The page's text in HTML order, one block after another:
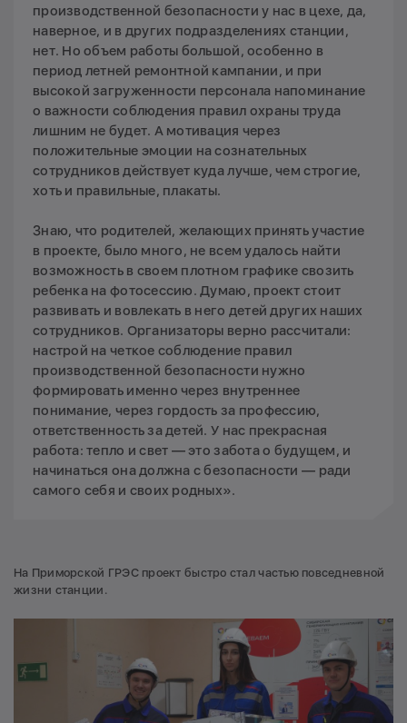
производственной безопасности у нас в цехе, да,
наверное, и в других подразделениях станции,
нет. Но объем работы большой, особенно в
период летней ремонтной кампании, и при
высокой загруженности персонала напоминание
о важности соблюдения правил охраны труда
лишним не будет. А мотивация через
положительные эмоции на сознательных
сотрудников действует куда лучше, чем строгие,
хоть и правильные, плакаты.
Знаю, что родителей, желающих принять участие
в проекте, было много, не всем удалось найти
возможность в своем плотном графике свозить
ребенка на фотосессию. Думаю, проект стоит
развивать и вовлекать в него детей других наших
сотрудников. Организаторы верно рассчитали:
настрой на четкое соблюдение правил
производственной безопасности нужно
формировать именно через внутреннее
понимание, через гордость за профессию,
ответственность за детей. У нас прекрасная
работа: тепло и свет — это забота о будущем, и
начинаться она должна с безопасности — ради
самого себя и своих родных».
На Приморской ГРЭС проект быстро стал частью повседневной
жизни станции.